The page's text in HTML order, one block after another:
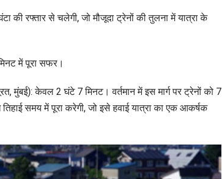
रफ्तार से चलेगी, जो मौजूदा ट्रेनों की तुलना में यात्रा के
में पूरा सफर।
मुंबई): केवल 2 घंटे 7 मिनट। वर्तमान में इस मार्ग पर ट्रेनों को 7
समय में पूरा करेगी, जो इसे हवाई यात्रा का एक आकर्षक